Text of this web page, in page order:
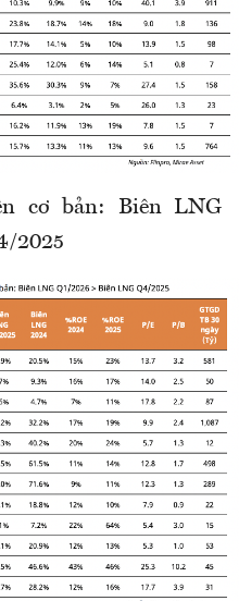
cơ bản: Biên LNG
2025